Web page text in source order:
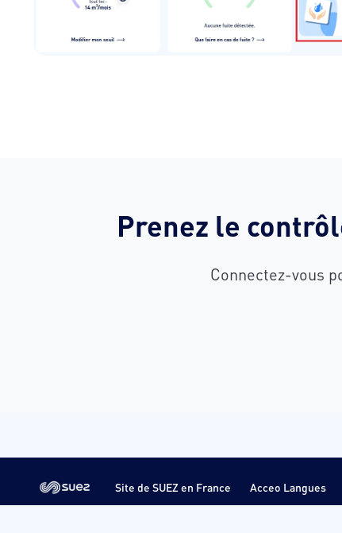
Prenez le
Connectez-vous
Site de SUEZ en France Acceo Langues